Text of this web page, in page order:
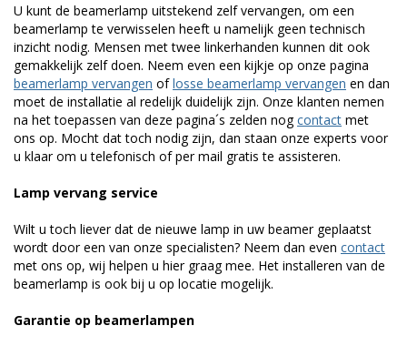
U kunt de beamerlamp uitstekend zelf vervangen, om een
beamerlamp te verwisselen heeft u namelijk geen technisch
inzicht nodig. Mensen met twee linkerhanden kunnen dit ook
gemakkelijk zelf doen. Neem even een kijkje op onze pagina
beamerlamp vervangen oflosse beamerlamp vervangen en dan
moet de installatie al redelijk duidelijk zijn. Onze klanten nemen
na het toepassen van deze pagina´s zelden nogcontact met
ons op. Mocht dat toch nodig zijn, dan staan onze experts voor
u klaar om u telefonisch of per mail gratis te assisteren.
Lamp vervang service
Wilt u toch liever dat de nieuwe lamp in uw beamer geplaatst
wordt door een van onze specialisten? Neem dan even contact
met ons op, wij helpen u hier graag mee. Het installeren van de
beamerlamp is ook bij u op locatie mogelijk.
Garantie op beamerlampen